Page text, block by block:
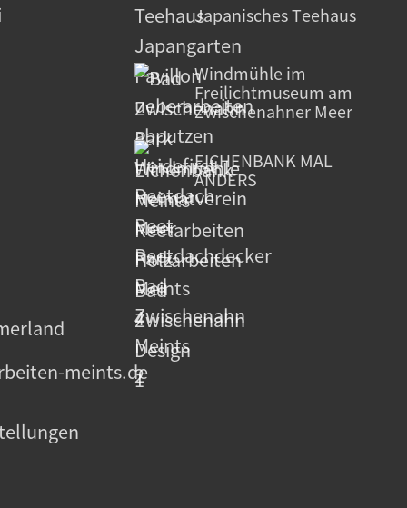
Japanisches Teehaus
Windmühle im
Freilichtmuseum am
Zwischenahner Meer
EICHENBANK MAL
ANDERS
meints.de